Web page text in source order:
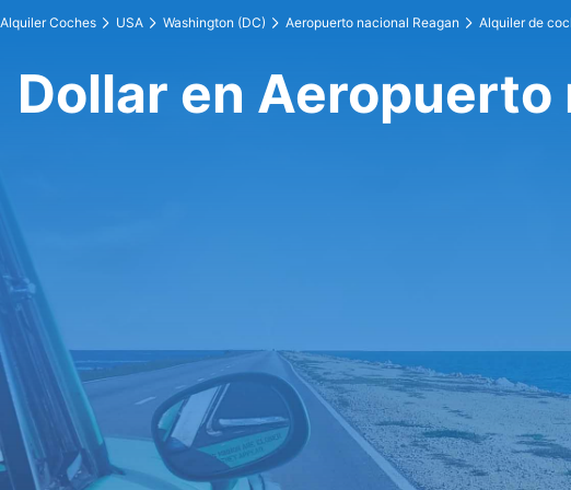
Alquiler Coches USA Washington (DC) Aeropuerto nacional Reagan Alquiler de
Dollar en Aeropuerto